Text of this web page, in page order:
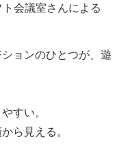
会議室さんによる
ョンのひとつが、遊
すい。
ら見える。